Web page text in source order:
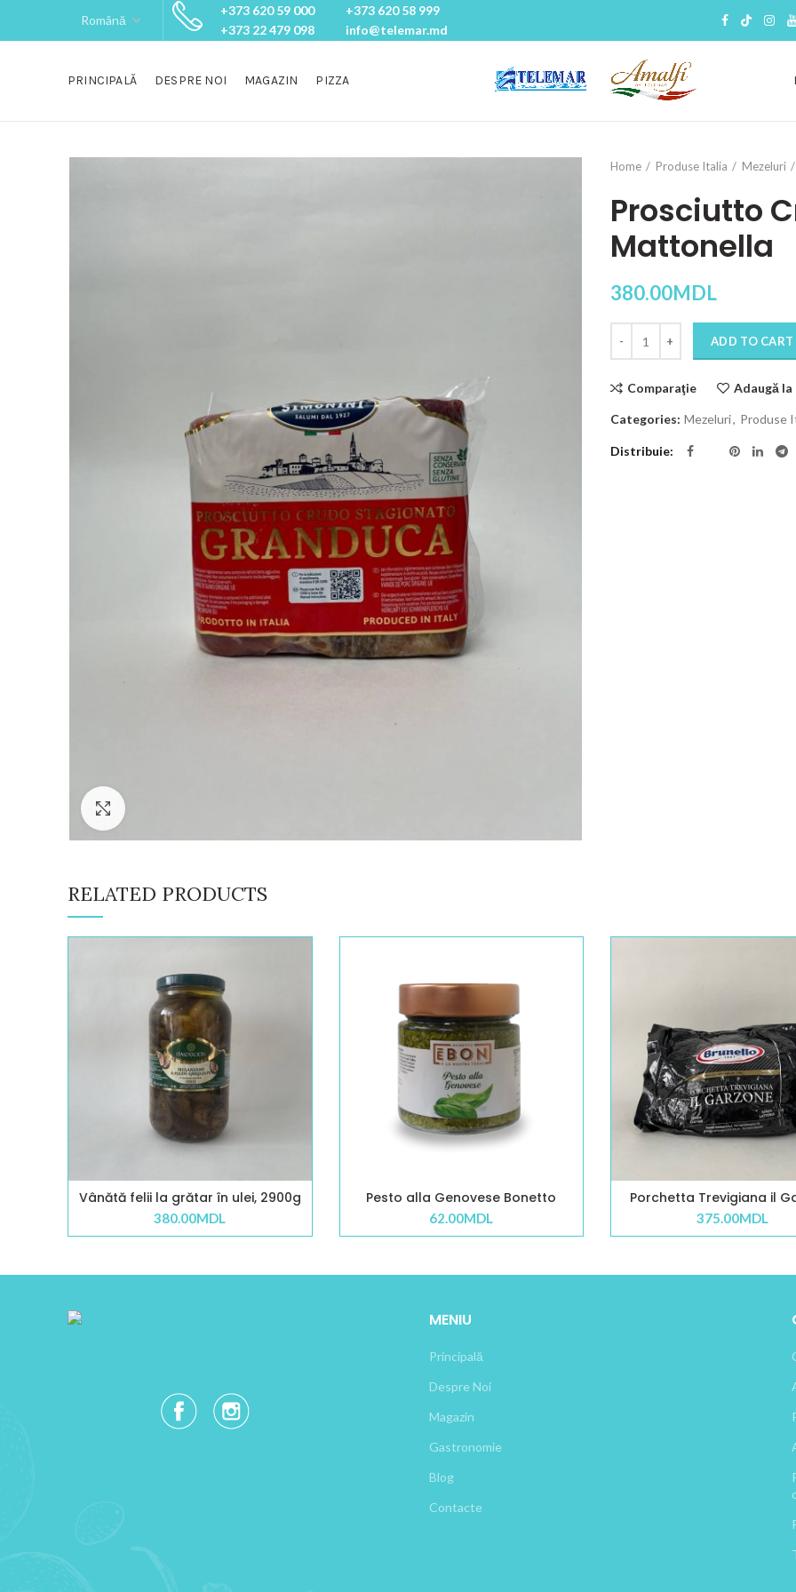
+373 620 59 000
+373 22 479 098
+373 620 58 999
info@telemar.md
PRINCIPALĂ DESPRE NOI MAGAZIN PIZZA
Home Produse Italia Mezeluri
Prosciutto
Mattonella
380.00MDL
ADD TO CART
Comparaţie Adaugă
Categories: Mezeluri, Produse
Distribuie
RELATED PRODUCTS
Vânătă felii la grătar în ulei, 2900g
380.00MDL
Pesto alla Genovese Bonetto
62.00MDL
Porchetta Trevigiana il
375.00MDL
MENIU
Principală
Despre Noi
Magazin
Gastronomie
Blog
Contacte